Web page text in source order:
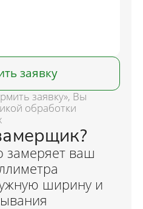
заявку
заявку», Вы
обработки